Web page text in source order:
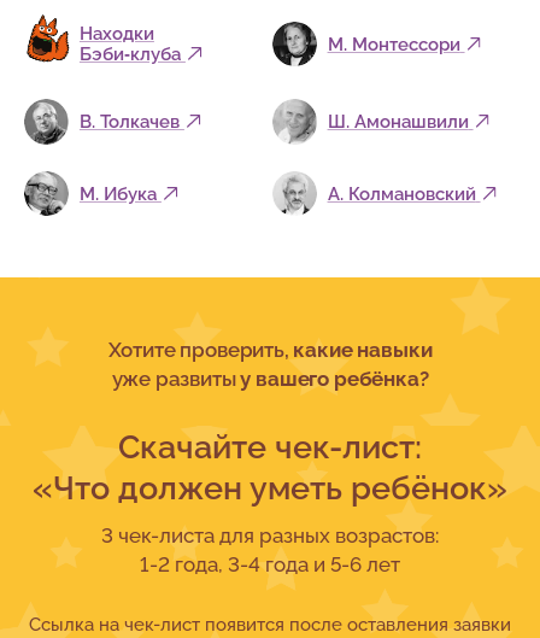
Находки
Бэби‑клуба
В. Толкачев
А. Колмановский
Ш. Амонашвили
М. Ибука
М. Монтессори
Хотите проверить, какие навыки
уже развитыу вашего ребёнка?
Скачайте чек-лист:
«Что должен уметь ребёнок»
3 чек-листа для разных возрастов:
1-2 года, 3-4 года и 5-6 лет
Ссылка на чек-лист появится после оставления заявки